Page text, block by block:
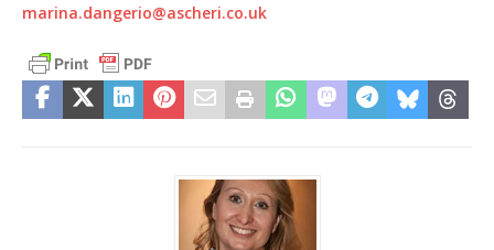
marina.dangerio@ascheri.co.uk